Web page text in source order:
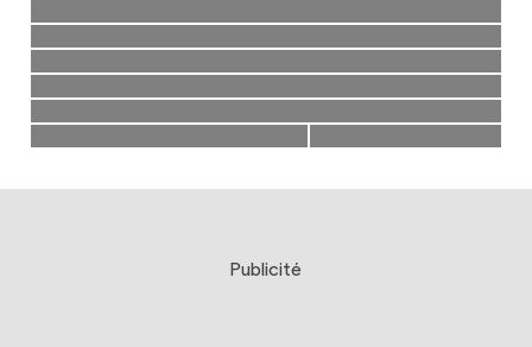
Publicité